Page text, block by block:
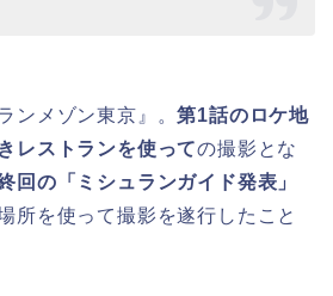
ンメゾン東京』。第1話のロケ地
レストランを使っての撮影とな
回の「ミシュランガイド発表」
所を使って撮影を遂行したこと